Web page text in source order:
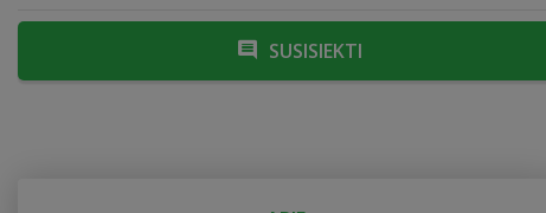
SUSISIEKTI